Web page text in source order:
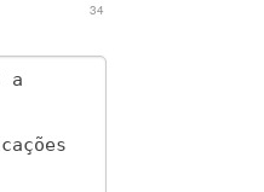
34